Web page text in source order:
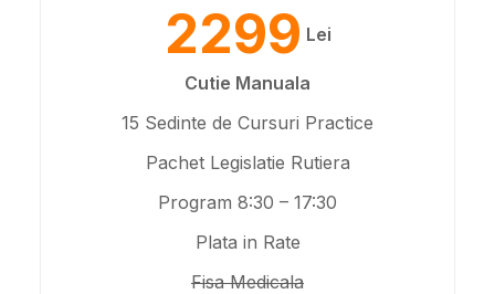
2299 Lei
Cutie Manuala
15 Sedinte de Cursuri Practice
Pachet Legislatie Rutiera
Program 8:30 – 17:30
Plata in Rate
Fisa Medicala